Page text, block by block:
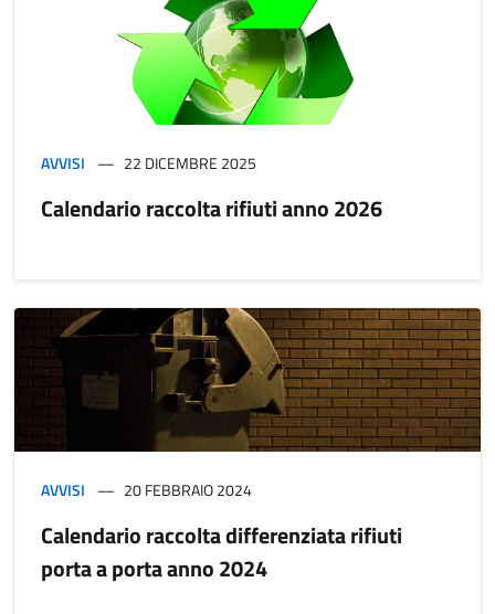
AVVISI 22 DICEMBRE 2025
Calendario raccolta rifiuti anno 2026
AVVISI 20 FEBBRAIO 2024
Calendario raccolta differenziata rifiuti
porta a porta anno 2024